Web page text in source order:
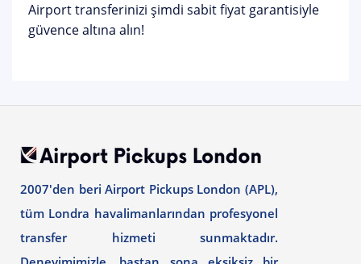
Airport transferinizi şimdi sabit fiyat garantisiyle
güvence altına alın!
2007'den beri Airport Pickups London (APL),
tüm Londra havalimanlarından profesyonel
transfer hizmeti sunmaktadır.